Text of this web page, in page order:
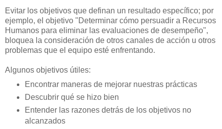
Evitar los objetivos que definan un resultado específico; por
ejemplo, el objetivo "Determinar cómo persuadir a Recursos
Humanos para eliminar las evaluaciones de desempeño",
bloquea la consideración de otros canales de acción u otros
problemas que el equipo esté enfrentando.
Algunos objetivos útiles:
Encontrar maneras de mejorar nuestras prácticas
Descubrir qué se hizo bien
Entender las razones detrás de los objetivos no
alcanzados